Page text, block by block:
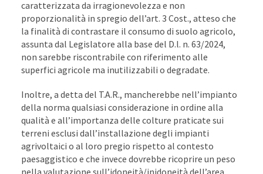
caratterizzata da irragionevolezza e non
proporzionalità in spregio dell’art. 3 Cost., atteso che
la finalità di contrastare il consumo di suolo agricolo,
assunta dal Legislatore alla base del D.l. n. 63/2024,
non sarebbe riscontrabile con riferimento alle
superfici agricole ma inutilizzabili o degradate.
Inoltre, a detta del T.A.R., mancherebbe nell’impianto
della norma qualsiasi considerazione in ordine alla
qualità e all’importanza delle colture praticate sui
terreni esclusi dall’installazione degli impianti
agrivoltaici o al loro pregio rispetto al contesto
paesaggistico e che invece dovrebbe ricoprire un peso